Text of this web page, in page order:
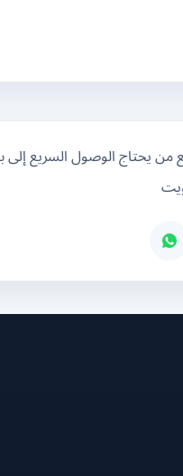
الوصول السريع إلى بيانات